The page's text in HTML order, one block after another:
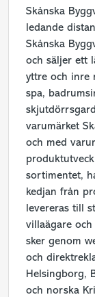
Skånska
ledande
Skånska
och säljer ett
yttre och inre
spa,
varumärket
och med
sortimentet,
kedjan från
levereras till
villaägare
sker genom
och
Helsingborg,
och norska